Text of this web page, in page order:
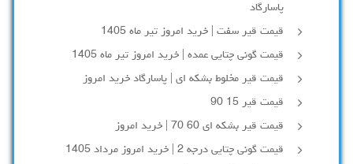
پاسارگاد
قیمت قیر سفت | خرید امروز تیر ماه 1405
قیمت گونی چتایی عمده | خرید امروز تیر ماه 1405
قیمت قیر مخلوط بشکه ای | پاسارگاد خرید امروز
قیمت قیر 15 90
قیمت قیر بشکه ای 60 70 | خرید امروز
قیمت گونی چتایی درجه 2 | خرید امروز مرداد 1405